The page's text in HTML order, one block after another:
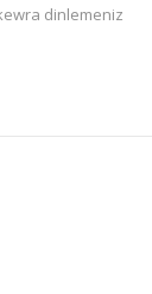
dinlemeniz